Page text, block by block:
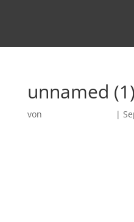
unnamed (1)
von |